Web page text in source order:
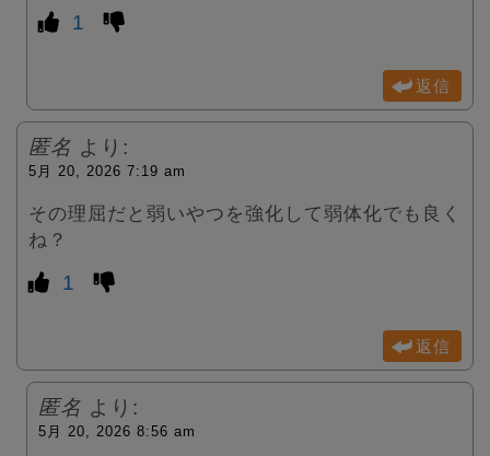
1
返信
匿名 より:
5月 20, 2026 7:19 am
その理屈だと弱いやつを強化して弱体化でも良く
ね？
1
返信
匿名 より:
5月 20, 2026 8:56 am